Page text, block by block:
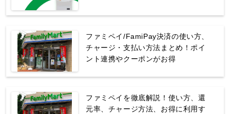
ファミペイ/FamiPay決済の使い方、
チャージ・支払い方法まとめ！ポイ
ント連携やクーポンがお得
ファミペイを徹底解説！使い方、還
元率、チャージ方法、お得に利用す